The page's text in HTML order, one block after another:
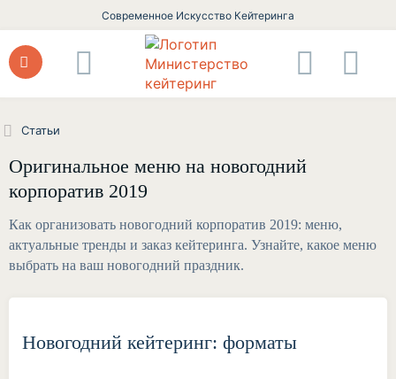
Современное Искусство Кейтеринга
Статьи
Оригинальное меню на новогодний
корпоратив 2019
Как организовать новогодний корпоратив 2019: меню,
актуальные тренды и заказ кейтеринга. Узнайте, какое меню
выбрать на ваш новогодний праздник.
Новогодний кейтеринг: форматы